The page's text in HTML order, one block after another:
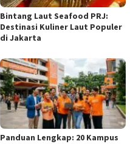
Bintang Laut Seafood PRJ:
Destinasi Kuliner Laut Populer
di Jakarta
Panduan Lengkap: 20 Kampus